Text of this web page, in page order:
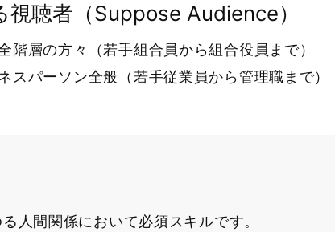
視聴者（Suppose Audience）
層の方々（若手組合員から組合役員まで）
パーソン全般（若手従業員から管理職まで）
人間関係において必須スキルです。